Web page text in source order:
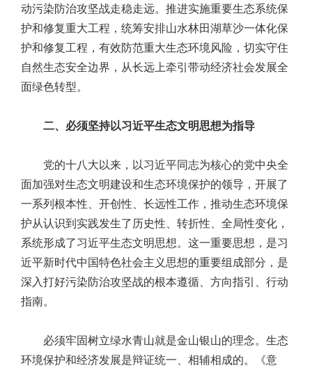
动污染防治攻坚战走稳走远。推进实施重要生态系统保
护和修复重大工程，统筹安排山水林田湖草沙一体化保
护和修复工程，有效防范重大生态环境风险，切实守住
自然生态安全边界，从长远上牵引带动经济社会发展全
面绿色转型。
二、必须坚持以习近平生态文明思想为指导
党的十八大以来，以习近平同志为核心的党中央全
面加强对生态文明建设和生态环境保护的领导，开展了
一系列根本性、开创性、长远性工作，推动生态环境保
护从认识到实践发生了历史性、转折性、全局性变化，
系统形成了习近平生态文明思想。这一重要思想，是习
近平新时代中国特色社会主义思想的重要组成部分，是
深入打好污染防治攻坚战的根本遵循、方向指引、行动
指南。
必须牢固树立绿水青山就是金山银山的理念。生态
环境保护和经济发展是辩证统一、相辅相成的。《意